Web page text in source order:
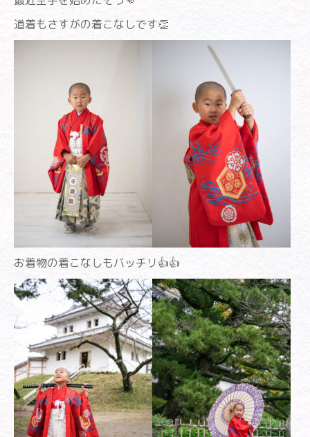
道着もさすがの着こなしです👏
お着物の着こなしもバッチリ👍👍